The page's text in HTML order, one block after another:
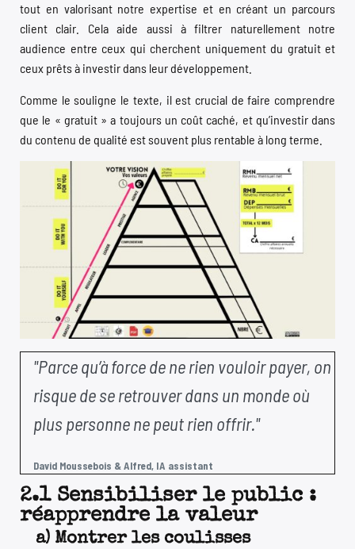
tout en valorisant notre expertise et en créant un parcours
client clair. Cela aide aussi à filtrer naturellement notre
audience entre ceux qui cherchent uniquement du gratuit et
ceux prêts à investir dans leur développement.
Comme le souligne le texte, il est crucial de faire comprendre
que le « gratuit » a toujours un coût caché, et qu’investir dans
du contenu de qualité est souvent plus rentable à long terme.
"Parce qu’à force de ne rien vouloir payer, on
risque de se retrouver dans un monde où
plus personne ne peut rien offrir."
David Moussebois & Alfred, IA assistant
2.1 Sensibiliser le public :
réapprendre la valeur
a) Montrer les coulisses